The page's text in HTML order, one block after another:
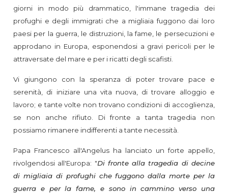
giorni in modo più drammatico, l'immane tragedia dei
profughi e degli immigrati che a migliaia fuggono dai loro
paesi per la guerra, le distruzioni, la fame, le persecuzioni e
approdano in Europa, esponendosi a gravi pericoli per le
attraversate del mare e per i ricatti degli scafisti.
Vi giungono con la speranza di poter trovare pace e
serenità, di iniziare una vita nuova, di trovare alloggio e
lavoro; e tante volte non trovano condizioni di accoglienza,
se non anche rifiuto. Di fronte a tanta tragedia non
possiamo rimanere indifferenti a tante necessità.
Papa Francesco all'Angelus ha lanciato un forte appello,
rivolgendosi all'Europa: "Di fronte alla tragedia di decine
di migliaia di profughi che fuggono dalla morte per la
guerra e per la fame, e sono in cammino verso una